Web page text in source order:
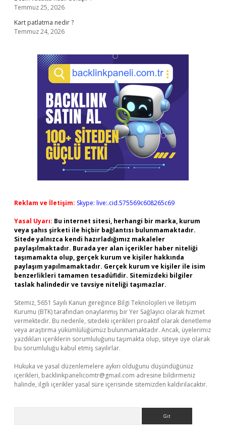
Temmuz 25, 2026
Kart patlatma nedir ?
Temmuz 24, 2026
Reklam ve İletişim: Skype: live:.cid.575569c608265c69
Yasal Uyarı: Bu internet sitesi, herhangi bir marka, kurum
veya şahıs şirketi ile hiçbir bağlantısı bulunmamaktadır.
Sitede yalnızca kendi hazırladığımız makaleler
paylaşılmaktadır. Burada yer alan içerikler haber niteliği
taşımamakta olup, gerçek kurum ve kişiler hakkında
paylaşım yapılmamaktadır. Gerçek kurum ve kişiler ile isim
benzerlikleri tamamen tesadüfidir. Sitemizdeki bilgiler
taslak halindedir ve tavsiye niteliği taşımazlar.
Sitemiz, 5651 Sayılı Kanun gereğince Bilgi Teknolojileri ve İletişim
Kurumu (BTK) tarafından onaylanmış bir Yer Sağlayıcı olarak hizmet
vermektedir. Bu nedenle, sitedeki içerikleri proaktif olarak denetleme
veya araştırma yükümlülüğümüz bulunmamaktadır. Ancak, üyelerimiz
yazdıkları içeriklerin sorumluluğunu taşımakta olup, siteye üye olarak
bu sorumluluğu kabul etmiş sayılırlar.
Hukuka ve yasal düzenlemelere aykırı olduğunu düşündüğünüz
içerikleri, backlinkpanelicomtr@gmail.com adresine bildirmeniz
halinde, ilgili içerikler yasal süre içerisinde sitemizden kaldırılacaktır.